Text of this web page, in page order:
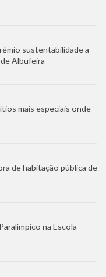
sustentabilidade a
Albufeira
mais especiais onde
de habitação pública de
na Escola